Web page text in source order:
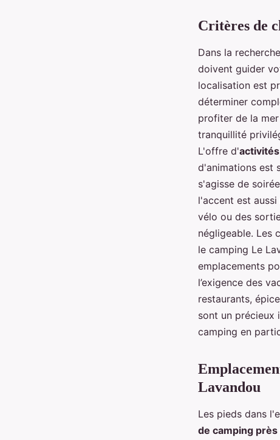
Critères de
Dans la
doivent guider
localisation est
déterminer
profiter de la
tranquillité
L'offre d'activités
d'animations est
s'agisse de
l'accent est
vélo ou des
négligeable. Les
le camping Le
emplacements
l’exigence des
restaurants,
sont un précieux
camping en
Lavandou
Les pieds dans
de camping près